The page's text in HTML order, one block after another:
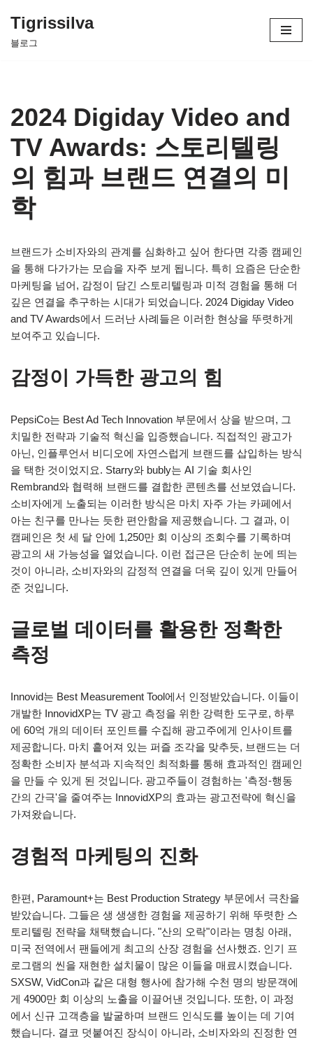
콘
너
뛰
기
Tigrissilva
블로그
2024 Digiday Video and
TV Awards: 스토리텔링
의 힘과 브랜드 연결의 미
학
브랜드가 소비자와의 관계를 심화하고 싶어 한다면 각종 캠페인
을 통해 다가가는 모습을 자주 보게 됩니다. 특히 요즘은 단순한
마케팅을 넘어, 감정이 담긴 스토리텔링과 미적 경험을 통해 더
깊은 연결을 추구하는 시대가 되었습니다. 2024 Digiday Video
and TV Awards에서 드러난 사례들은 이러한 현상을 뚜렷하게
보여주고 있습니다.
감정이 가득한 광고의 힘
PepsiCo는 Best Ad Tech Innovation 부문에서 상을 받으며, 그
치밀한 전략과 기술적 혁신을 입증했습니다. 직접적인 광고가
아닌, 인플루언서 비디오에 자연스럽게 브랜드를 삽입하는 방식
을 택한 것이었지요. Starry와 bubly는 AI 기술 회사인
Rembrand와 협력해 브랜드를 결합한 콘텐츠를 선보였습니다.
소비자에게 노출되는 이러한 방식은 마치 자주 가는 카페에서
아는 친구를 만나는 듯한 편안함을 제공했습니다. 그 결과, 이
캠페인은 첫 세 달 안에 1,250만 회 이상의 조회수를 기록하며
광고의 새 가능성을 열었습니다. 이런 접근은 단순히 눈에 띄는
것이 아니라, 소비자와의 감정적 연결을 더욱 깊이 있게 만들어
준 것입니다.
글로벌 데이터를 활용한 정확한
측정
Innovid는 Best Measurement Tool에서 인정받았습니다. 이들이
개발한 InnovidXP는 TV 광고 측정을 위한 강력한 도구로, 하루
에 60억 개의 데이터 포인트를 수집해 광고주에게 인사이트를
제공합니다. 마치 흩어져 있는 퍼즐 조각을 맞추듯, 브랜드는 더
정확한 소비자 분석과 지속적인 최적화를 통해 효과적인 캠페인
을 만들 수 있게 된 것입니다. 광고주들이 경험하는 '측정-행동
간의 간극'을 줄여주는 InnovidXP의 효과는 광고전략에 혁신을
가져왔습니다.
경험적 마케팅의 진화
한편, Paramount+는 Best Production Strategy 부문에서 극찬을
받았습니다. 그들은 생 생생한 경험을 제공하기 위해 뚜렷한 스
토리텔링 전략을 채택했습니다. "산의 오락"이라는 명칭 아래,
미국 전역에서 팬들에게 최고의 산장 경험을 선사했죠. 인기 프
로그램의 씬을 재현한 설치물이 많은 이들을 매료시켰습니다.
SXSW, VidCon과 같은 대형 행사에 참가해 수천 명의 방문객에
게 4900만 회 이상의 노출을 이끌어낸 것입니다. 또한, 이 과정
에서 신규 고객층을 발굴하며 브랜드 인식도를 높이는 데 기여
했습니다. 결코 덧붙여진 장식이 아니라, 소비자와의 진정한 연